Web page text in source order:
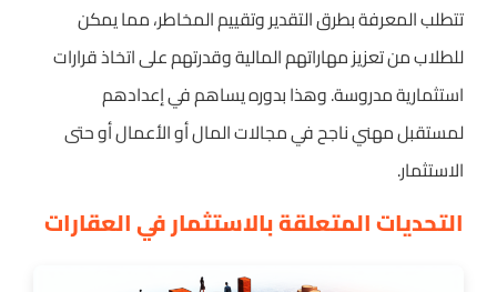
تتطلب المعرفة بطرق التقدير وتقييم المخاطر، مما يمكن
للطلاب من تعزيز مهاراتهم المالية وقدرتهم على اتخاذ قرارات
استثمارية مدروسة. وهذا بدوره يساهم في إعدادهم
لمستقبل مهني ناجح في مجالات المال أو الأعمال أو حتى
الاستثمار.
التحديات المتعلقة بالاستثمار في العقارات